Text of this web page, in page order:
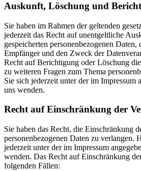
Auskunft, Löschung und
Sie haben im Rahmen der geltenden
jederzeit das Recht auf unentgeltliche
gespeicherten personenbezogenen
Empfänger und den Zweck der
Recht auf Berichtigung oder Löschung
zu weiteren Fragen zum Thema
Sie sich jederzeit unter der im Impressum
uns wenden.
Recht auf Einschränkung der
Sie haben das Recht, die Einschränkung
personenbezogenen Daten zu verlangen.
jederzeit unter der im Impressum
wenden. Das Recht auf Einschränkung
folgenden Fällen: